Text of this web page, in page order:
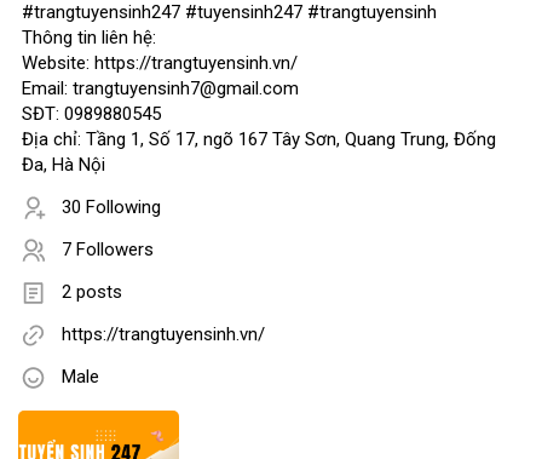
#trangtuyensinh247 #tuyensinh247 #trangtuyensinh
Thông tin liên hệ:
Website: https://trangtuyensinh.vn/
Email: trangtuyensinh7@gmail.com
SĐT: 0989880545
Địa chỉ: Tầng 1, Số 17, ngõ 167 Tây Sơn, Quang Trung, Đống
Đa, Hà Nội
30 Following
7 Followers
2 posts
https://trangtuyensinh.vn/
Male